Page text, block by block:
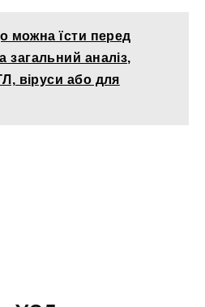
можна їсти перед
загальний аналіз,
віруси або для